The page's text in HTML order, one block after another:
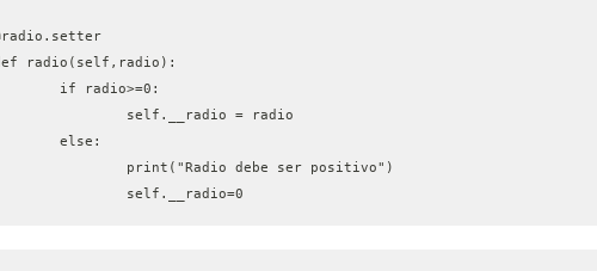
radio(self,radio):
		if radio>=0:
			self.__radio = radio
		else:
			print("Radio debe ser positivo")
			self.__radio=0